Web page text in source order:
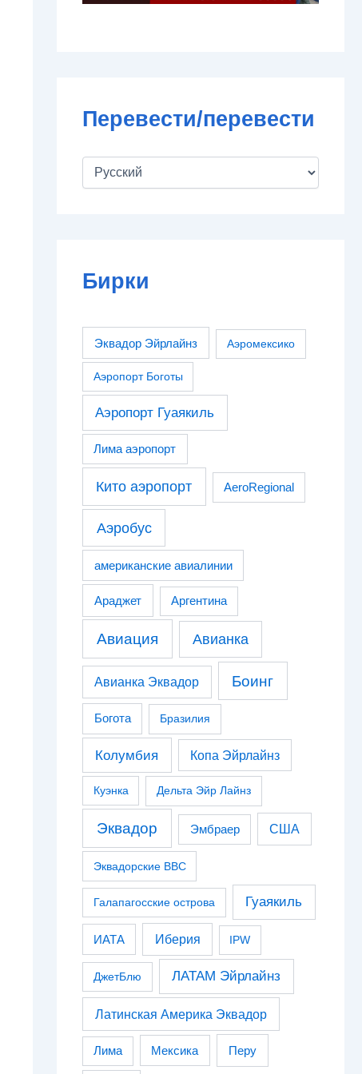
Перевести/перевести
Бирки
Эквадор Эйрлайнз Аэромексико
Аэропорт Боготы
Аэропорт Гуаякиль
Лима аэропорт
Кито аэропорт AeroRegional
Аэробус
американские авиалинии
Араджет Аргентина
Авиация Авианка
Авианка Эквадор Боинг
Богота Бразилия
Колумбия Копа Эйрлайнз
Куэнка Дельта Эйр Лайнз
Эквадор Эмбраер США
Эквадорские ВВС
Галапагосские острова Гуаякиль
ИАТА Иберия IPW
ДжетБлю ЛАТАМ Эйрлайнз
Латинская Америка Эквадор
Лима Мексика Перу